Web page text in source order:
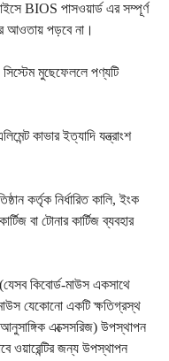
BIOS পাসওয়ার্ড এর সম্পূর্ণ
আওতায় পড়বে না।
মুছেফেললে পণ্যটি
কাভার ইত্যাদি যন্ত্রাংশ
কর্তৃক নির্ধারিত কালি, ইংক
বা টোনার কার্টিজ ব্যবহার
কিবোর্ড-মাউস একসাথে
মাউস যেকোনো একটি ক্ষতিগ্রস্থ
এক্সেসরিজ) উপস্থাপন
ওয়ারেন্টির জন্য উপস্থাপন